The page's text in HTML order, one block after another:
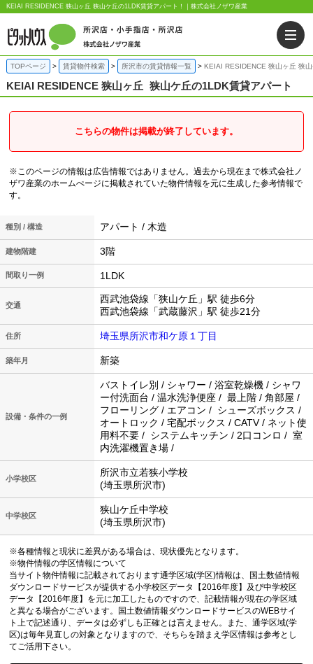
KEIAI RESIDENCE 狭山ヶ丘 狭山ケ丘の1LDK賃貸アパート！｜株式会社ノザワ産業
TOPページ 賃貸物件検索 所沢市の賃貸情報一覧 KEIAI RESIDENCE 狭山ヶ丘 狭
KEIAI RESIDENCE 狭山ヶ丘 狭山ケ丘の1LDK賃貸アパート
こちらの物件は掲載が終了しています。
※このページの情報は広告情報ではありません。過去から現在まで株式会社ノ
ザワ産業のホームぺージに掲載されていた物件情報を元に生成した参考情報で
す。
種別 / 構造 アパート / 木造
建物階建 3階
間取り一例 1LDK
交通
西武池袋線「狭山ケ丘」駅 徒歩6分
西武池袋線「武蔵藤沢」駅 徒歩21分
住所 埼玉県所沢市和ケ原１丁目
築年月 新築
設備・条件の一例
バストイレ別 / シャワー / 浴室乾燥機 / シャワ
ー付洗面台 / 温水洗浄便座 / 最上階 / 角部屋 /
フローリング / エアコン / シューズボックス /
オートロック / 宅配ボックス / CATV / ネット使
用料不要 / システムキッチン / 2口コンロ / 室
内洗濯機置き場 /
小学校区
所沢市立若狭小学校
(埼玉県所沢市)
中学校区
狭山ケ丘中学校
(埼玉県所沢市)
※各種情報と現状に差異がある場合は、現状優先となります。
※物件情報の学区情報について
当サイト物件情報に記載されております通学区域(学区)情報は、国土数値情報
ダウンロードサービスが提供する小学校区データ【2016年度】及び中学校区
データ【2016年度】を元に加工したものですので、記載情報が現在の学区域
と異なる場合がございます。国土数値情報ダウンロードサービスのWEBサイ
ト上で記述通り、データは必ずしも正確とは言えません。また、通学区域(学
区)は毎年見直しの対象となりますので、そちらを踏まえ学区情報は参考とし
てご活用下さい。